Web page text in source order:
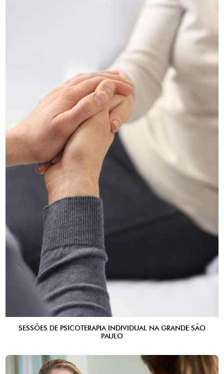
SESSÕES DE PSICOTERAPIA INDIVIDUAL NA GRANDE SÃO
PAULO